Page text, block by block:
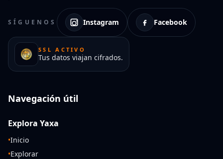
SÍGUENOS Instagram Facebook
SSL ACTIVO
Tus datos viajan cifrados.
Navegación útil
Explora Yaxa
•Inicio
•Explorar